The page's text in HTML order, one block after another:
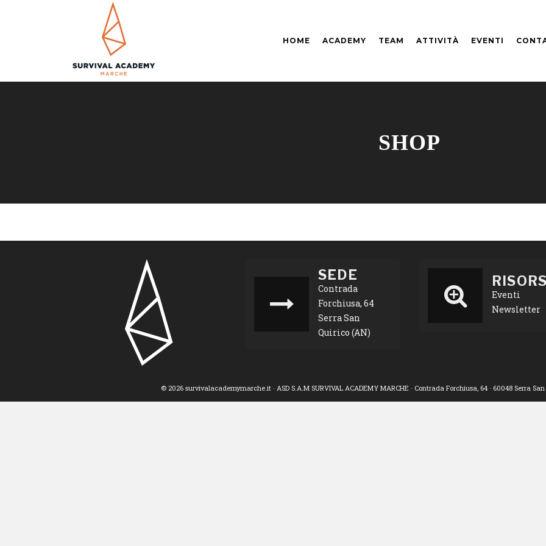
HOME ACADEMY TEAM ATTIVITÀ EVENTI
SHOP
SEDE
Contrada
Forchiusa, 64
Serra San
Quirico (AN)
Eventi
Newsletter
© 2026 survivalacademymarche.it · ASD S.A.M SURVIVAL ACADEMY MARCHE · Contrada Forchiusa, 64 · 60048 Serra